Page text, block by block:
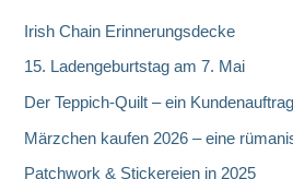
Irish Chain Erinnerungsdecke
15. Ladengeburtstag am 7. Mai
Der Teppich-Quilt – ein Kundenauftrag
Märzchen kaufen 2026 – eine
Patchwork & Stickereien in 2025